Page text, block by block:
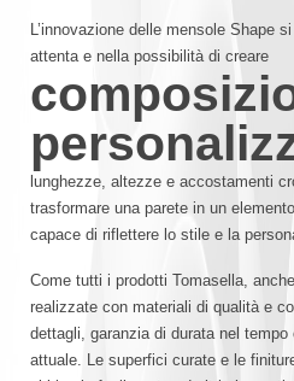
L’innovazione delle mensole Shape
attenta e nella possibilità di creare
lunghezze, altezze e accostamenti
trasformare una parete in un
capace di riflettere lo stile e la
Come tutti i prodotti Tomasella,
realizzate con materiali di qualità e
dettagli, garanzia di durata nel tempo
attuale. Le superfici curate e le